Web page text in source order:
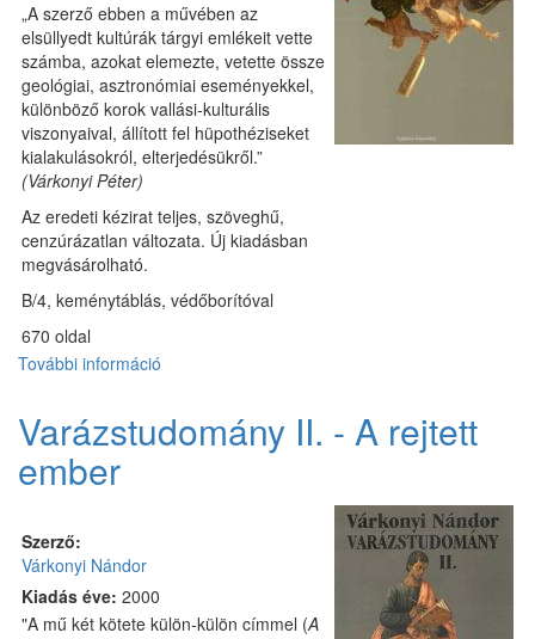
„A szerző ebben a művében az
elsüllyedt kultúrák tárgyi emlékeit vette
számba, azokat elemezte, vetette össze
geológiai, asztronómiai eseményekkel,
különböző korok vallási-kulturális
viszonyaival, állított fel hüpothéziseket
kialakulásokról, elterjedésükről.”
(Várkonyi Péter)
Az eredeti kézirat teljes, szöveghű,
cenzúrázatlan változata. Új kiadásban
megvásárolható.
B/4, keménytáblás, védőborítóval
670 oldal
További információ
kapcsolatosan
Varázstudomány II. - A rejtett
ember
Szerző:
Várkonyi Nándor
Kiadás éve: 2000
"A mű két kötete külön-külön címmel (A